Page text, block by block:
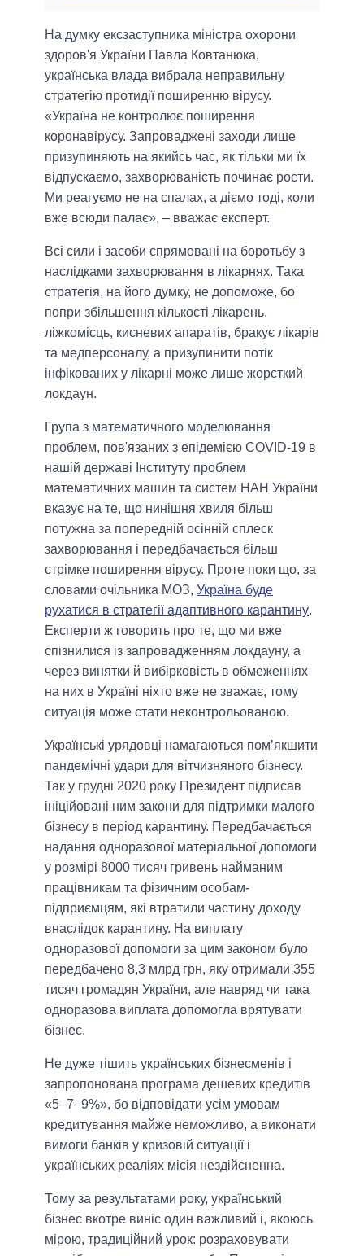
На думку ексзаступника міністра охорони
здоров'я України Павла Ковтанюка,
українська влада вибрала неправильну
стратегію протидії поширенню вірусу.
«Україна не контролює поширення
коронавірусу. Запроваджені заходи лише
призупиняють на якийсь час, як тільки ми їх
відпускаємо, захворюваність починає рости.
Ми реагуємо не на спалах, а діємо тоді, коли
вже всюди палає», ‒ вважає експерт.
Всі сили і засоби спрямовані на боротьбу з
наслідками захворювання в лікарнях. Така
стратегія, на його думку, не допоможе, бо
попри збільшення кількості лікарень,
ліжкомісць, кисневих апаратів, бракує лікарів
та медперсоналу, а призупинити потік
інфікованих у лікарні може лише жорсткий
локдаун.
Група з математичного моделювання
проблем, пов'язаних з епідемією COVID-19 в
нашій державі Інституту проблем
математичних машин та систем НАН України
вказує на те, що нинішня хвиля більш
потужна за попередній осінній сплеск
захворювання і передбачається більш
стрімке поширення вірусу. Проте поки що, за
словами очільника МОЗ, Україна буде
рухатися в стратегії адаптивного карантину.
Експерти ж говорить про те, що ми вже
спізнилися із запровадженням локдауну, а
через винятки й вибірковість в обмеженнях
на них в Україні ніхто вже не зважає, тому
ситуація може стати неконтрольованою.
Українські урядовці намагаються пом’якшити
пандемічні удари для вітчизняного бізнесу.
Так у грудні 2020 року Президент підписав
ініційовані ним закони для підтримки малого
бізнесу в період карантину. Передбачається
надання одноразової матеріальної допомоги
у розмірі 8000 тисяч гривень найманим
працівникам та фізичним особам-
підприємцям, які втратили частину доходу
внаслідок карантину. На виплату
одноразової допомоги за цим законом було
передбачено 8,3 млрд грн, яку отримали 355
тисяч громадян України, але навряд чи така
одноразова виплата допомогла врятувати
бізнес.
Не дуже тішить українських бізнесменів і
запропонована програма дешевих кредитів
«5–7–9%», бо відповідати усім умовам
кредитування майже неможливо, а виконати
вимоги банків у кризовій ситуації і
українських реаліях місія нездійсненна.
Тому за результатами року, український
бізнес вкотре виніс один важливий і, якоюсь
мірою, традиційний урок: розраховувати